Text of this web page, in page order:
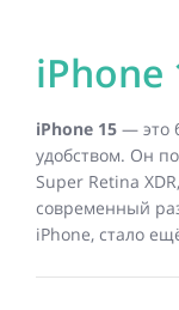
iPhone
iPhone 15 — это
удобством. Он
Super Retina
современный
iPhone, стало